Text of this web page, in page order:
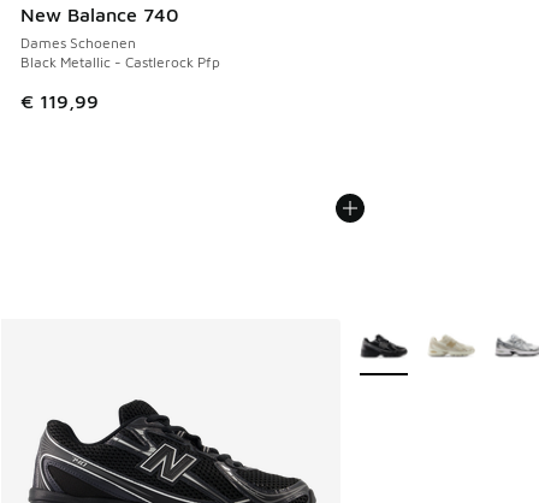
New Balance 740
Dames Schoenen
Black Metallic - Castlerock Pfp
€ 119,99
Meer kleuren